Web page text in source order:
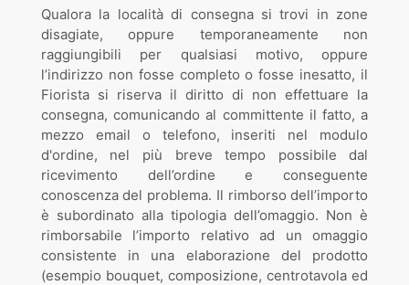
Qualora la località di consegna si trovi in zone
disagiate, oppure temporaneamente non
raggiungibili per qualsiasi motivo, oppure
l’indirizzo non fosse completo o fosse inesatto, il
Fiorista si riserva il diritto di non effettuare la
consegna, comunicando al committente il fatto, a
mezzo email o telefono, inseriti nel modulo
d'ordine, nel più breve tempo possibile dal
ricevimento dell’ordine e conseguente
conoscenza del problema. Il rimborso dell’importo
è subordinato alla tipologia dell’omaggio. Non è
rimborsabile l’importo relativo ad un omaggio
consistente in una elaborazione del prodotto
(esempio bouquet, composizione, centrotavola ed